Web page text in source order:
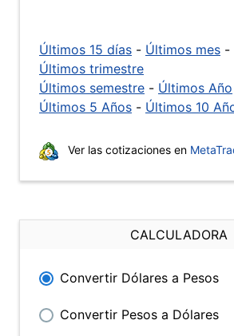
Últimos 15 días - Últimos mes -
Últimos trimestre
Últimos semestre - Últimos Año
Últimos 5 Años - Últimos 10
Ver las cotizaciones en
CALCULADORA
Convertir Dólares a Pesos
Convertir Pesos a Dólares